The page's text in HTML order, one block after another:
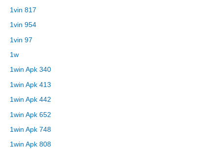
1vin 817
1vin 954
1vin 97
1w
1win Apk 340
1win Apk 413
1win Apk 442
1win Apk 652
1win Apk 748
1win Apk 808